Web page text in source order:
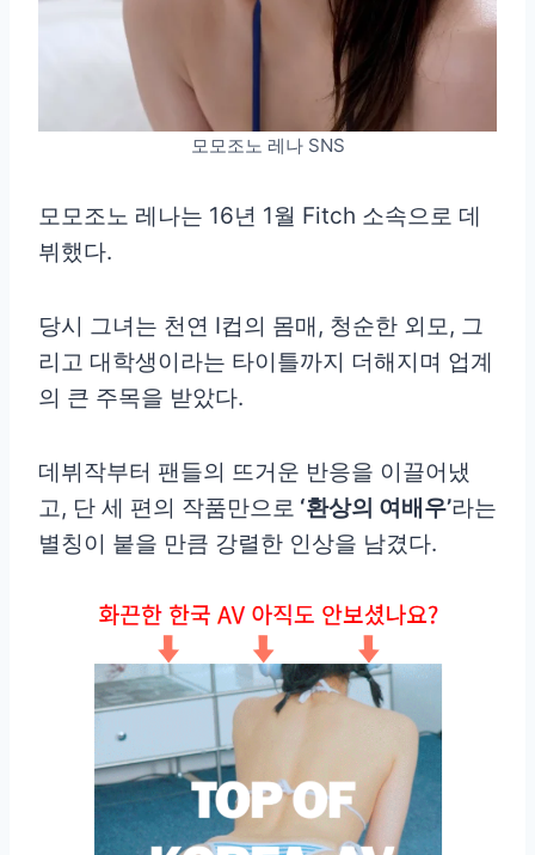
모모조노 레나 SNS
모모조노 레나는 16년 1월 Fitch 소속으로 데
뷔했다.
당시 그녀는 천연 I컵의 몸매, 청순한 외모, 그
리고 대학생이라는 타이틀까지 더해지며 업계
의 큰 주목을 받았다.
데뷔작부터 팬들의 뜨거운 반응을 이끌어냈
고, 단 세 편의 작품만으로 ‘환상의 여배우’라는
별칭이 붙을 만큼 강렬한 인상을 남겼다.